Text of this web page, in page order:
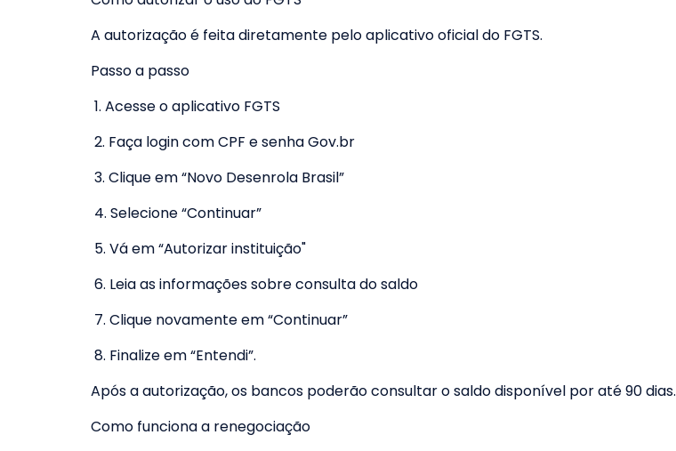
A autorização é feita diretamente pelo aplicativo oficial do FGTS.
Passo a passo
1. Acesse o aplicativo FGTS
2. Faça login com CPF e senha Gov.br
3. Clique em “Novo Desenrola Brasil”
4. Selecione “Continuar”
5. Vá em “Autorizar instituição"
6. Leia as informações sobre consulta do saldo
7. Clique novamente em “Continuar”
8. Finalize em “Entendi”.
Após a autorização, os bancos poderão consultar o saldo disponível por até 90 dias.
Como funciona a renegociação